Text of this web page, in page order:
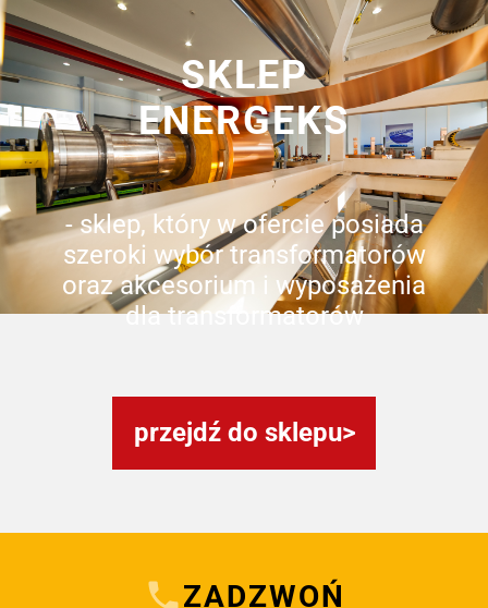
SKLEP
ENERGEKS
- sklep, który w ofercie posiada
szeroki wybór transformatorów
oraz akcesorium i wyposażenia
dla transformatorów
przejdź do sklepu
ZADZWOŃ